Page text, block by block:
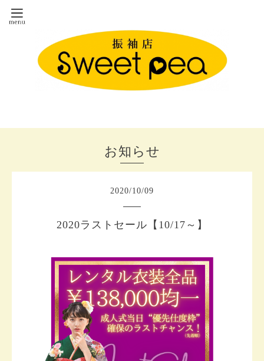
お知らせ
2020/10/09
2020ラストセール【10/17～】